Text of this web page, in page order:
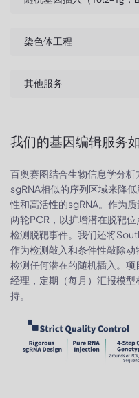
染色体工程
其他服务
我们的基因编辑服务
百奥赛图结合生物信息学分
sgRNA相似的序列区域来降
性和高活性的sgRNA。作为
两轮PCR，以扩增潜在脱靶
检测脱靶事件。我们还将
作为检测敲入和条件性敲除
检测任何潜在的随机插入。
经理，定期（每月）汇报模
持。